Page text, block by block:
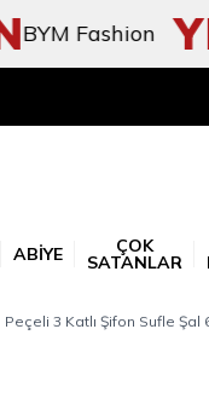
Fashion
ABİYE ÇOK
SATANLAR
Peçeli 3 Katlı Şifon Sufle Şal